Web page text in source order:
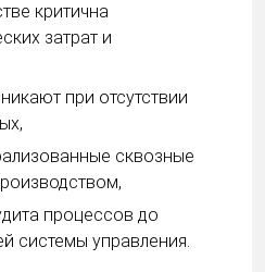
критична
затрат и
при отсутствии
сквозные
процессов до
системы управления.